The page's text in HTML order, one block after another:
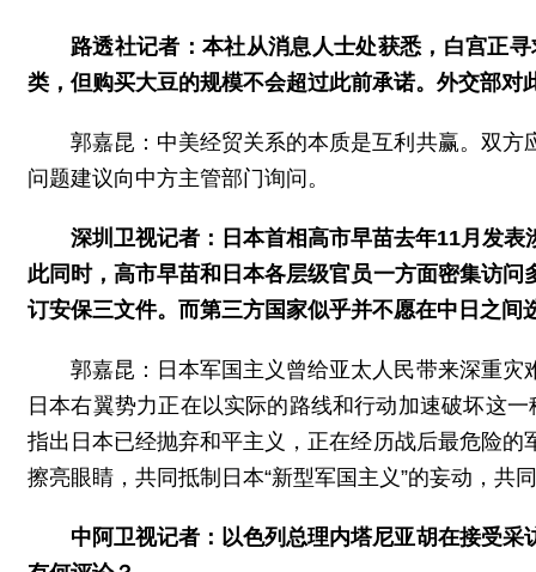
路透社记者：本社从消息人士处获悉，白宫正
类，但购买大豆的规模不会超过此前承诺。外交部对
郭嘉昆：中美经贸关系的本质是互利共赢。双
问题建议向中方主管部门询问。
深圳卫视记者：日本首相高市早苗去年11月发
此同时，高市早苗和日本各层级官员一方面密集访
订安保三文件。而第三方国家似乎并不愿在中日之
郭嘉昆：日本军国主义曾给亚太人民带来深重
日本右翼势力正在以实际的路线和行动加速破坏这
指出日本已经抛弃和平主义，正在经历战后最危险
擦亮眼睛，共同抵制日本“新型军国主义”的妄动，共
中阿卫视记者：以色列总理内塔尼亚胡在接受